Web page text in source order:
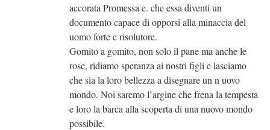
accorata Promessa e. che essa diventi un
documento capace di opporsi alla minaccia del
uomo forte e risolutore.
Gomito a gomito, non solo il pane ma anche le
rose, ridiamo speranza ai nostri figli e lasciamo
che sia la loro bellezza a disegnare un n uovo
mondo. Noi saremo l’argine che frena la tempesta
e loro la barca alla scoperta di una nuovo mondo
possibile.